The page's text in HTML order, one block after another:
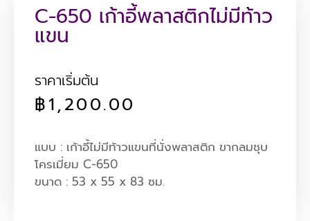
C-650 เก้าอี้พลาสติกไม่มีท้าว
แขน
ราคาเริ่มต้น
฿1,200.00
แบบ : เก้าอี้ไม่มีท้าวแขนที่นั่งพลาสติก ขากลมชุบ
โครเมี่ยม C-650
ขนาด : 53 x 55 x 83 ซม.